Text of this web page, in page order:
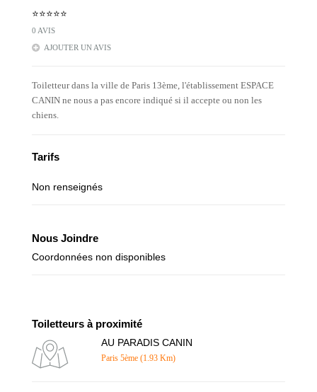
⭐⭐⭐⭐⭐
0 AVIS
AJOUTER UN AVIS
Toiletteur dans la ville de Paris 13ème, l'établissement ESPACE
CANIN ne nous a pas encore indiqué si il accepte ou non les
chiens.
Tarifs
Non renseignés
Nous Joindre
Coordonnées non disponibles
Toiletteurs à proximité
AU PARADIS CANIN
Paris 5ème (1.93 Km)